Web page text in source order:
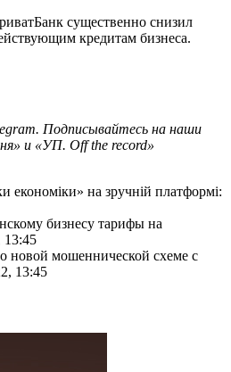
существенно снизил
кредитам бизнеса.
Подписывайтесь на наши
и «УП. Off the record»
економіки» на зручній платформі:
бизнесу тарифы на
13:45
новой мошеннической схеме с
13:45